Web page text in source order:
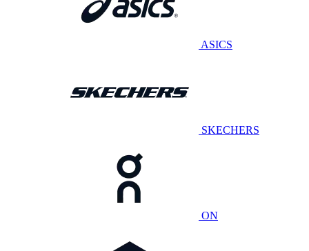
ASICS
SKECHERS
ON